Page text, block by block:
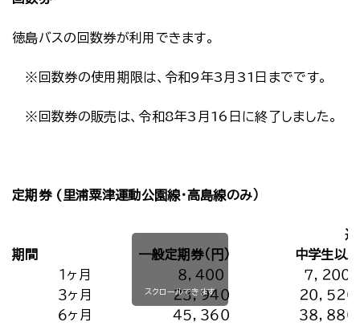
徳島バスの回数券が利用できます。
※回数券の使用期限は、令和9年3月31日までです。
※回数券の販売は、令和8年3月16日に終了しました。
定期券 (里浦粟津運動公園線・高島線のみ）
通
期間
一般定期券（円）
中学生以上
１ヶ月
８，４００
７，２００
３ヶ月
２３，９４０
２０，５２０
６ヶ月
４５，３６０ ３８，８８０
スクロールできます